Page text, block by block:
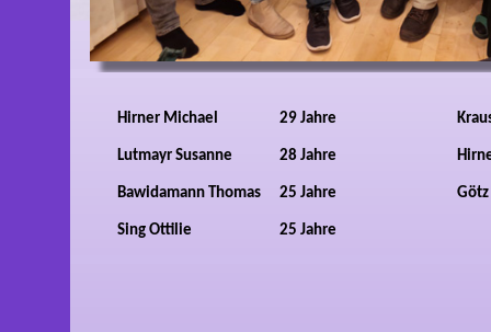
Hirner Michael
Lutmayr Susanne
Bawidamann Thomas
Sing Ottilie
29 Jahre
28 Jahre
25 Jahre
25 Jahre